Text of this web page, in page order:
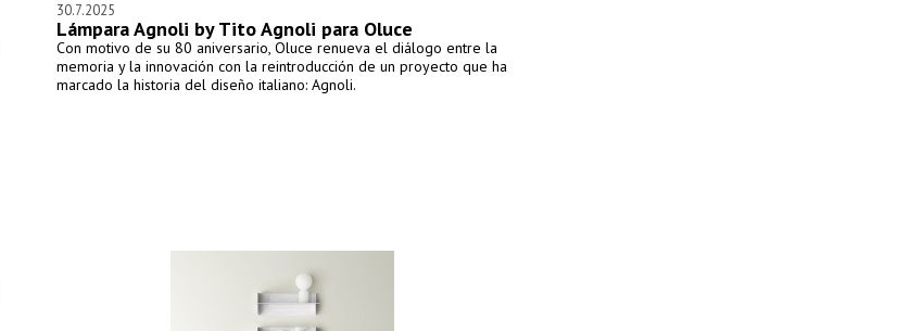
30.7.2025
Lámpara Agnoli by Tito Agnoli para Oluce
Con motivo de su 80 aniversario, Oluce renueva el diálogo entre la
memoria y la innovación con la reintroducción de un proyecto que ha
marcado la historia del diseño italiano: Agnoli.